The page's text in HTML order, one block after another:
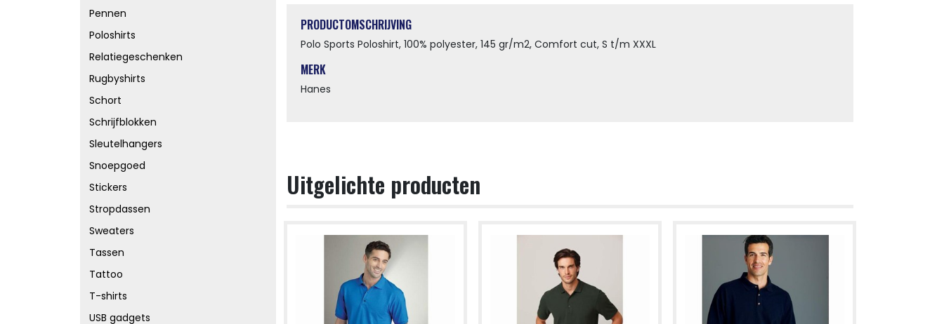
Pennen
Poloshirts
Relatiegeschenken
Rugbyshirts
Schort
Schrijfblokken
Sleutelhangers
Snoepgoed
Stickers
Stropdassen
Sweaters
Tassen
Tattoo
T-shirts
USB gadgets
PRODUCTOMSCHRIJVING
Polo Sports Poloshirt, 100% polyester, 145 gr/m2, Comfort cut, S t/m XXXL
MERK
Hanes
Uitgelichte producten